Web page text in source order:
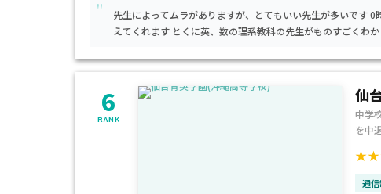
"
先生によってムラがありますが、とてもいい先生が多いです 0時間目から8時間目終了後まで熱心におし
えてくれます とくに英、数の理系教科の先生がものすごくわかりやすいです 実際、成績もよいですし、
6
RANK
仙
中学
を中
通